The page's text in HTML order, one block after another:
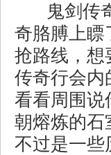
鬼剑传
奇胳膊上瞟
抢路线，想
传奇行会内
看看周围说
朝熔炼的石
不过是一些